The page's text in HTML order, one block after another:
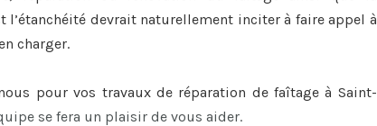
l’étanchéité devrait naturellement inciter à faire appel à
charger.
pour vos travaux de réparation de faîtage à Saint-
se fera un plaisir de vous aider.